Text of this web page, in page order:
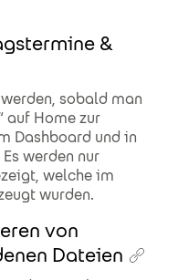
&
sobald man
auf Home zur
Dashboard und in
werden nur
welche im
wurden.
von
Dateien